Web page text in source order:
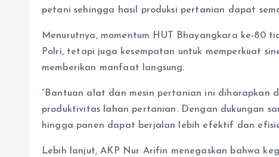
petani sehingga hasil produksi pertanian dapat
Menurutnya, momentum HUT Bhayangkara ke-80
Polri, tetapi juga kesempatan untuk memperkuat
memberikan manfaat langsung.
“Bantuan alat dan mesin pertanian ini diharapkan
produktivitas lahan pertanian. Dengan dukungan
hingga panen dapat berjalan lebih efektif dan
Lebih lanjut, AKP Nur Arifin menegaskan bahwa